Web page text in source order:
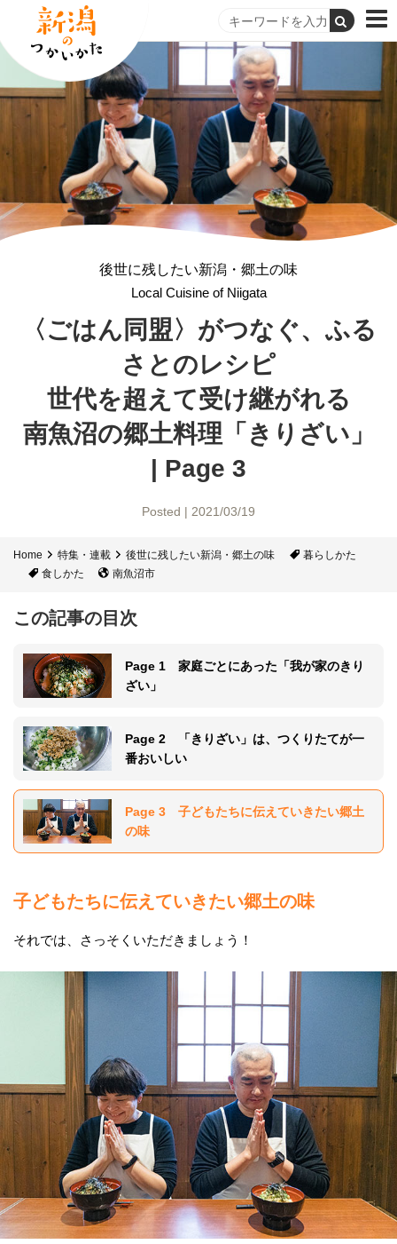
後世に残したい新潟・郷土の味
Local Cuisine of Niigata
〈ごはん同盟〉がつなぐ、 ふる
さとのレシピ
世代を超えて受け継がれる
南魚沼の郷土料理「きりざい」
| Page 3
Posted | 2021/03/19
Home 特集・連載 後世に残したい新潟・郷土の味
暮らしかた
食しかた
南魚沼市
この記事の目次
Page 1 家庭ごとにあった「我が家のきり
ざい」
Page 2 「きりざい」は、つくりたてが一
番おいしい
Page 3 子どもたちに伝えていきたい郷土
の味
子どもたちに伝えていきたい郷土の味
それでは、さっそくいただきましょう！